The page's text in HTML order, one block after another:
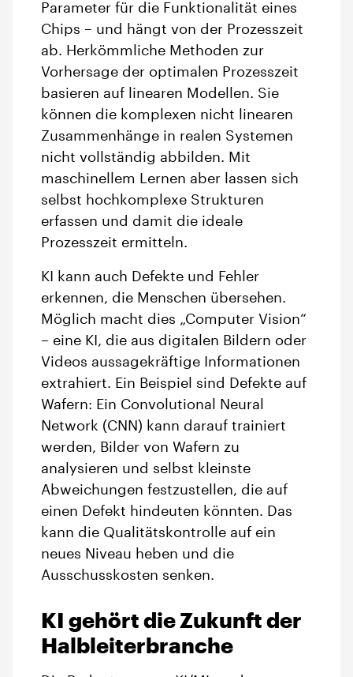
Parameter für die Funktionalität eines
Chips – und hängt von der Prozesszeit
ab. Herkömmliche Methoden zur
Vorhersage der optimalen Prozesszeit
basieren auf linearen Modellen. Sie
können die komplexen nicht linearen
Zusammenhänge in realen Systemen
nicht vollständig abbilden. Mit
maschinellem Lernen aber lassen sich
selbst hochkomplexe Strukturen
erfassen und damit die ideale
Prozesszeit ermitteln.
KI kann auch Defekte und Fehler
erkennen, die Menschen übersehen.
Möglich macht dies „Computer Vision“
– eine KI, die aus digitalen Bildern oder
Videos aussagekräftige Informationen
extrahiert. Ein Beispiel sind Defekte auf
Wafern: Ein Convolutional Neural
Network (CNN) kann darauf trainiert
werden, Bilder von Wafern zu
analysieren und selbst kleinste
Abweichungen festzustellen, die auf
einen Defekt hindeuten könnten. Das
kann die Qualitätskontrolle auf ein
neues Niveau heben und die
Ausschusskosten senken.
KI gehört die Zukunft der
Halbleiterbranche